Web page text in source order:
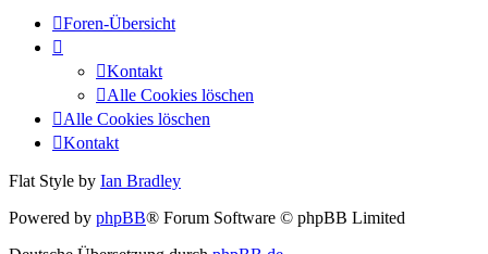
Foren-Übersicht
Kontakt
Alle Cookies löschen
Alle Cookies löschen
Kontakt
Flat Style by Ian Bradley
Powered by phpBB® Forum Software © phpBB Limited